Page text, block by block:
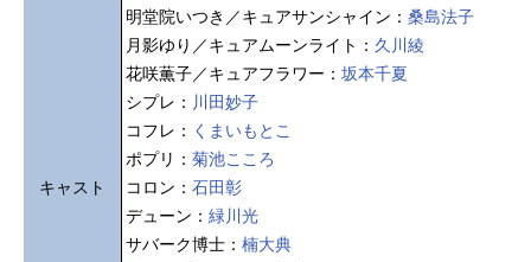
キャスト
明堂院いつき／キュアサンシャイン： 桑島法子
月影ゆり／キュアムーンライト： 久川綾
花咲薫子／キュアフラワー： 坂本千夏
シプレ： 川田妙子
コフレ： くまいもとこ
ポプリ： 菊池こころ
コロン： 石田彰
デューン： 緑川光
サバーク博士： 楠大典